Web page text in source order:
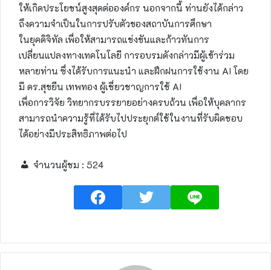
ให้เกิดประโยชน์สูงสุดต่อองค์กร นอกจากนี้ ท่านยังได้กล่าว
ถึงความจำเป็นในการปรับตัวของสถาบันการศึกษา
ในยุคดิจิทัล เพื่อให้สามารถแข่งขันและก้าวทันการ
เปลี่ยนแปลงทางเทคโนโลยี การอบรมดังกล่าวมีผู้เข้าร่วม
หลายท่าน ซึ่งได้รับการแนะนำ และฝึกฝนการใช้งาน AI โดย
มี ดร.สุขยืน เทพทอง ผู้เชี่ยวชาญการใช้ AI
เพื่อการวิจัย วิทยากรบรรยายอย่างครบถ้วน เพื่อให้บุคลากร
สามารถนำความรู้ที่ได้รับไปประยุกต์ใช้ในงานที่รับผิดชอบ
ได้อย่างมีประสิทธิภาพต่อไป
จำนวนผู้ชม : 524